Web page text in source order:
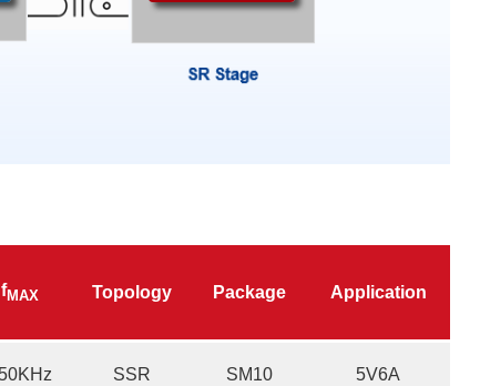
同步整流控制器
fMAX Topology Package Application
SSR SM10 5V6A